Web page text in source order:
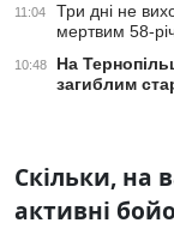
11:04
Три дні не
мертвим 58-
10:48
На
загиблим
Скільки, на
активні